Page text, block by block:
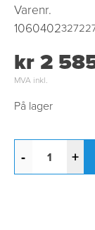
Varenr.
1060402
kr 2
MVA inkl.
På lager
- +